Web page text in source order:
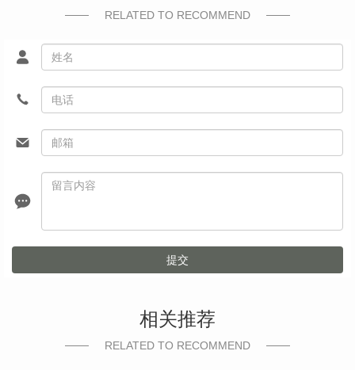
RELATED TO RECOMMEND
提交
相关推荐
RELATED TO RECOMMEND